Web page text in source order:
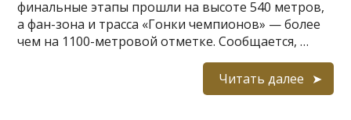
финальные этапы прошли на высоте 540 метров,
а фан-зона и трасса «Гонки чемпионов» — более
чем на 1100-метровой отметке. Сообщается, …
Читать далее